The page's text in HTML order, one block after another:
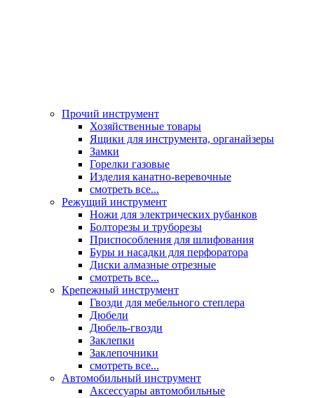
Прочий инструмент
Хозяйственные товары
Ящики для инструмента, органайзеры
Замки
Горелки газовые
Изделия канатно-веревочные
смотреть все...
Режущий инструмент
Ножи для электрических рубанков
Болторезы и труборезы
Приспособления для шлифования
Буры и насадки для перфоратора
Диски алмазные отрезные
смотреть все...
Крепежный инструмент
Гвозди для мебельного степлера
Дюбели
Дюбель-гвозди
Заклепки
Заклепочники
смотреть все...
Автомобильный инструмент
Аксессуары автомобильные